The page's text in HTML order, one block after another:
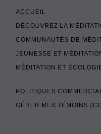
ACCUEIL
DÉCOUVREZ LA
COMMUNAUTÉS DE
JEUNESSE ET
MÉDITATION ET
POLITIQUES
GÉRER MES TÉMOINS